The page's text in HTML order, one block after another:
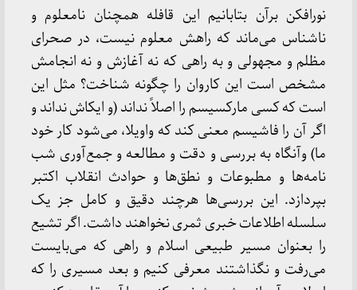
نورافکن برآن بتابانیم این قافله همچنان نامعلوم و
ناشناس می‌ماند که راهش معلوم نیست، در صحرای
مظلم و مجهولی و به راهی که نه آغازش و نه انجامش
مشخص است این کاروان را چگونه شناخت؟ مثل این
است که کسی مارکسیسم را اصلاً نداند (و ایکاش نداند و
اگر آن را فاشیسم معنی کند که واویلا، می‌شود کار خود
ما) وآنگاه به بررسی و دقت و مطالعه و جمع‌آوری شب
نامه‌ها و مطبوعات و نطق‌ها و حوادث انقلاب اکتبر
بپردازد. این بررسی‌ها هرچند دقیق و کامل جز یک
سلسله اطلاعات خبری ثمری نخواهند داشت. اگر تشیع
را بعنوان مسیر طبیعی اسلام و راهی که می‌بایست
می‌رفت و نگذاشتند معرفی کنیم و بعد مسیری را که